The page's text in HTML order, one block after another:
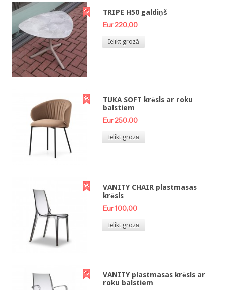
TRIPE H50 galdiņš
Eur 220,00
Ielikt grozā
TUKA SOFT krēsls ar roku
balstiem
Eur 250,00
Ielikt grozā
VANITY CHAIR plastmasas
krēsls
Eur 100,00
Ielikt grozā
VANITY plastmasas krēsls ar
roku balstiem